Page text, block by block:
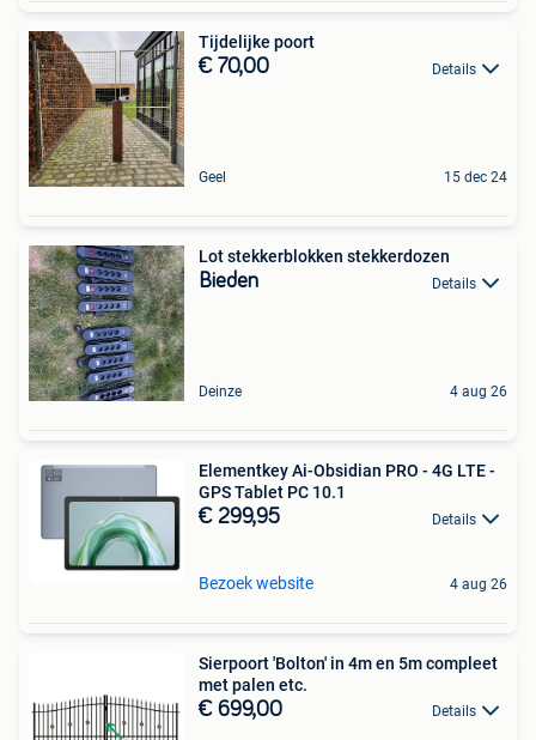
Tijdelijke poort
€ 70,00 Details
Geel 15 dec 24
Lot stekkerblokken stekkerdozen
Bieden Details
Deinze 4 aug 26
Elementkey Ai-Obsidian PRO - 4G LTE -
GPS Tablet PC 10.1
€ 299,95 Details
Bezoek website 4 aug 26
Sierpoort 'Bolton' in 4m en 5m compleet
met palen etc.
€ 699,00 Details